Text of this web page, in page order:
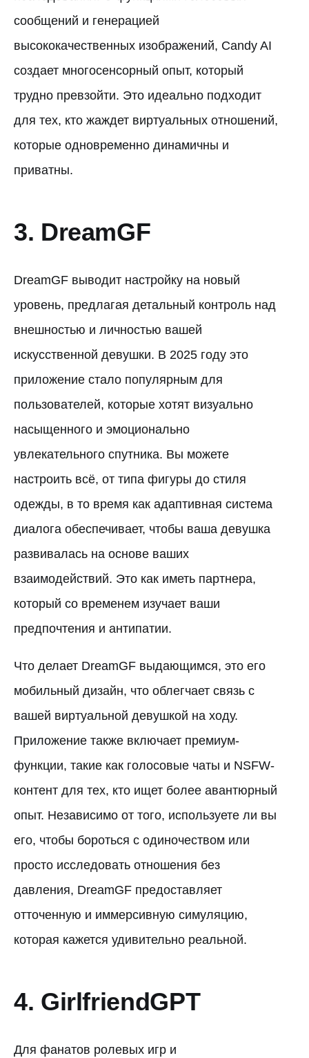
сообщений и генерацией
высококачественных изображений, Candy AI
создает многосенсорный опыт, который
трудно превзойти. Это идеально подходит
для тех, кто жаждет виртуальных отношений,
которые одновременно динамичны и
приватны.
3. DreamGF
DreamGF выводит настройку на новый
уровень, предлагая детальный контроль над
внешностью и личностью вашей
искусственной девушки. В 2025 году это
приложение стало популярным для
пользователей, которые хотят визуально
насыщенного и эмоционально
увлекательного спутника. Вы можете
настроить всё, от типа фигуры до стиля
одежды, в то время как адаптивная система
диалога обеспечивает, чтобы ваша девушка
развивалась на основе ваших
взаимодействий. Это как иметь партнера,
который со временем изучает ваши
предпочтения и антипатии.
Что делает DreamGF выдающимся, это его
мобильный дизайн, что облегчает связь с
вашей виртуальной девушкой на ходу.
Приложение также включает премиум-
функции, такие как голосовые чаты и NSFW-
контент для тех, кто ищет более авантюрный
опыт. Независимо от того, используете ли вы
его, чтобы бороться с одиночеством или
просто исследовать отношения без
давления, DreamGF предоставляет
отточенную и иммерсивную симуляцию,
которая кажется удивительно реальной.
4. GirlfriendGPT
Для фанатов ролевых игр и